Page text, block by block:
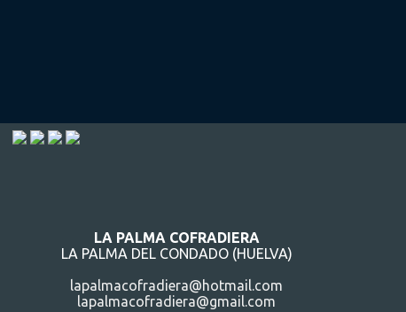
LA PALMA COFRADIERA
LA PALMA DEL CONDADO (HUELVA)
lapalmacofradiera@hotmail.com
lapalmacofradiera@gmail.com